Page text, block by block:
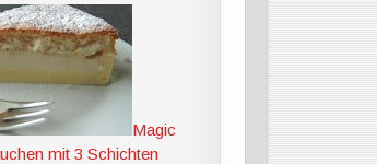
Magic
mit 3 Schichten